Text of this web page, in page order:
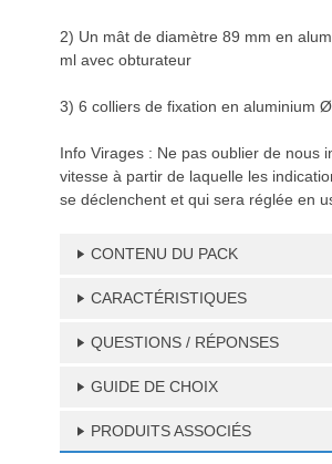
2) Un mât de diamètre 89 mm en
ml avec obturateur
3) 6 colliers de fixation en aluminium Ø
Info Virages : Ne pas oublier de nous
vitesse à partir de laquelle les
se déclenchent et qui sera réglée en
CONTENU DU PACK
CARACTÉRISTIQUES
QUESTIONS / RÉPONSES
GUIDE DE CHOIX
PRODUITS ASSOCIÉS